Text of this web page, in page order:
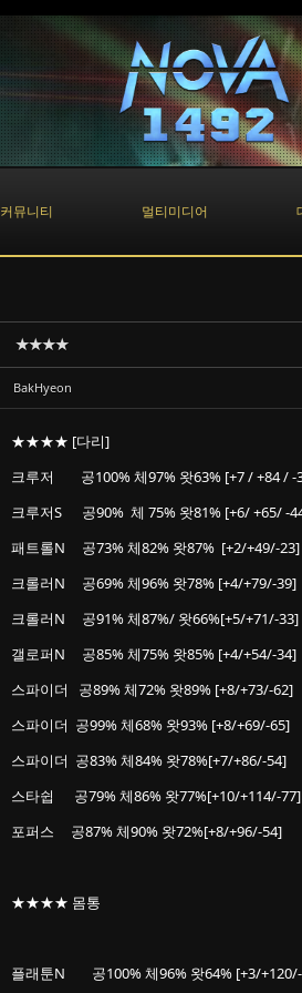
커뮤니티 멀티미디어
★★★★
BakHyeon
★★★★ [다리]
크루저 공100% 체97% 왓63% [+7 / +84 / -
크루저S 공90% 체 75% 왓81% [+6/ +65/ -
패트롤N 공73% 체82% 왓87% [+2/+49/-23]
크롤러N 공69% 체96% 왓78% [+4/+79/-39]
크롤러N 공91% 체87%/ 왓66%[+5/+71/-33]
갤로퍼N 공85% 체75% 왓85% [+4/+54/-34]
스파이더 공89% 체72% 왓89% [+8/+73/-62]
스파이더 공99% 체68% 왓93% [+8/+69/-65]
스파이더 공83% 체84% 왓78%[+7/+86/-54]
스타쉽 공79% 체86% 왓77%[+10/+114/-77]
포퍼스 공87% 체90% 왓72%[+8/+96/-54]
★★★★ 몸통
플래툰N 공100% 체96% 왓64% [+3/